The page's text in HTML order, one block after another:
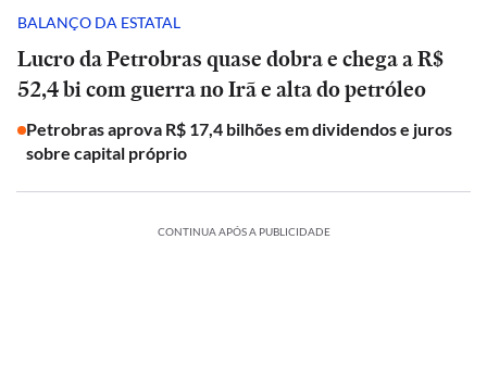
BALANÇO DA ESTATAL
Lucro da Petrobras quase dobra e chega a R$
52,4 bi com guerra no Irã e alta do petróleo
Petrobras aprova R$ 17,4 bilhões em dividendos e juros
sobre capital próprio
CONTINUA APÓS A PUBLICIDADE